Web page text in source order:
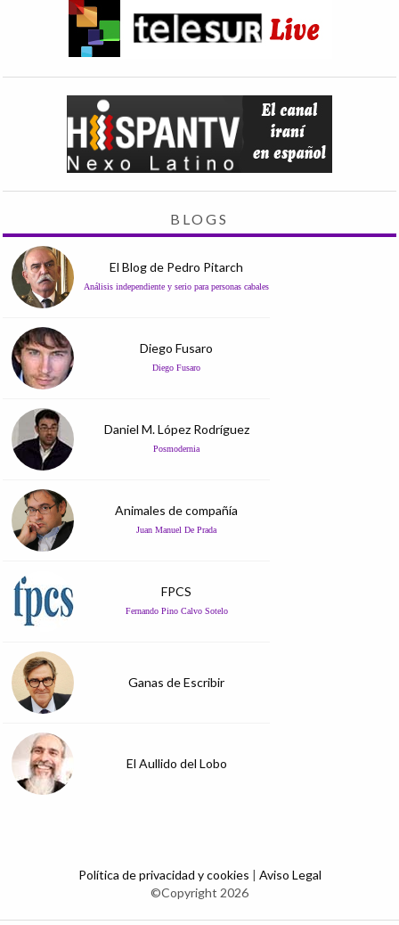
BLOGS
El Blog de Pedro Pitarch
Análisis independiente y serio para personas cabales
Diego Fusaro
Diego Fusaro
Daniel M. López Rodríguez
Posmodernia
Animales de compañía
Juan Manuel De Prada
FPCS
Fernando Pino Calvo Sotelo
Ganas de Escribir
El Aullido del Lobo
Política de privacidad y cookies | Aviso Legal
©Copyright 2026